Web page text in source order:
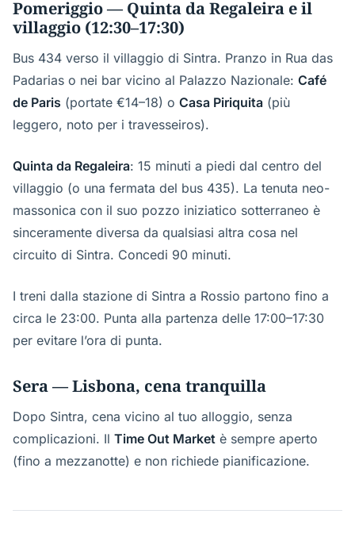
Pomeriggio — Quinta da Regaleira e il
villaggio (12:30–17:30)
Bus 434 verso il villaggio di Sintra. Pranzo in Rua das
Padarias o nei bar vicino al Palazzo Nazionale: Café
de Paris (portate €14–18) o Casa Piriquita (più
leggero, noto per i travesseiros).
Quinta da Regaleira: 15 minuti a piedi dal centro del
villaggio (o una fermata del bus 435). La tenuta neo-
massonica con il suo pozzo iniziatico sotterraneo è
sinceramente diversa da qualsiasi altra cosa nel
circuito di Sintra. Concedi 90 minuti.
I treni dalla stazione di Sintra a Rossio partono fino a
circa le 23:00. Punta alla partenza delle 17:00–17:30
per evitare l’ora di punta.
Sera — Lisbona, cena tranquilla
Dopo Sintra, cena vicino al tuo alloggio, senza
complicazioni. Il Time Out Market è sempre aperto
(fino a mezzanotte) e non richiede pianificazione.